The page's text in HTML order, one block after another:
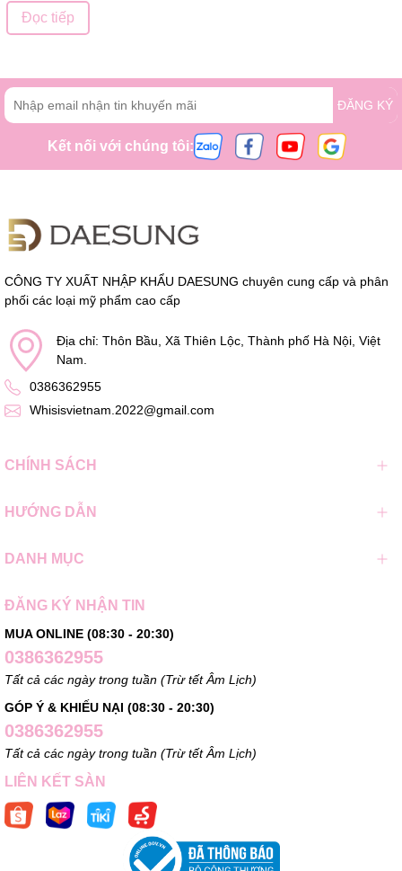
Đọc tiếp
ĐĂNG KÝ
Kết nối với chúng tôi:
CÔNG TY XUẤT NHẬP KHẨU DAESUNG chuyên cung cấp và phân
phối các loại mỹ phẩm cao cấp
Địa chỉ: Thôn Bầu, Xã Thiên Lộc, Thành phố Hà Nội, Việt
Nam.
0386362955
Whisisvietnam.2022@gmail.com
CHÍNH SÁCH
HƯỚNG DẪN
DANH MỤC
ĐĂNG KÝ NHẬN TIN
MUA ONLINE (08:30 - 20:30)
0386362955
Tất cả các ngày trong tuần (Trừ tết Âm Lịch)
GÓP Ý & KHIẾU NẠI (08:30 - 20:30)
0386362955
Tất cả các ngày trong tuần (Trừ tết Âm Lịch)
LIÊN KẾT SÀN